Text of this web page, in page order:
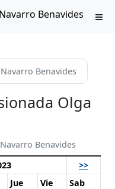
Benavides
Benavides
Olga
Benavides
>>
Jue Vie
Sab